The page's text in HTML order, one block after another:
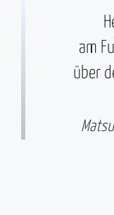
am
über